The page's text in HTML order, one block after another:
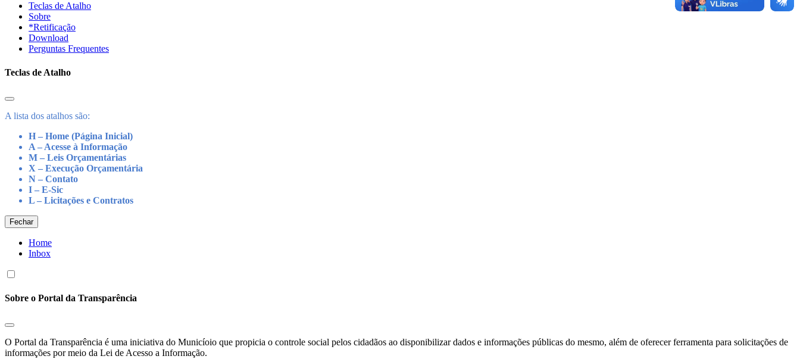
Teclas de Atalho
Sobre
*Retificação
Download
Perguntas Frequentes
Teclas de Atalho
A lista dos atalhos são:
H – Home (Página Inicial)
A – Acesse à Informação
M – Leis Orçamentárias
X – Execução Orçamentária
N – Contato
I – E-Sic
L – Licitações e Contratos
Fechar
Home
Inbox
Sobre o Portal da Transparência
O Portal da Transparência é uma iniciativa do Municíoio que propicia o controle social pelos cidadãos ao disponibilizar dados e informações públicas do mesmo, além de oferecer ferramenta para solicitações de
informações por meio da Lei de Acesso a Informação.